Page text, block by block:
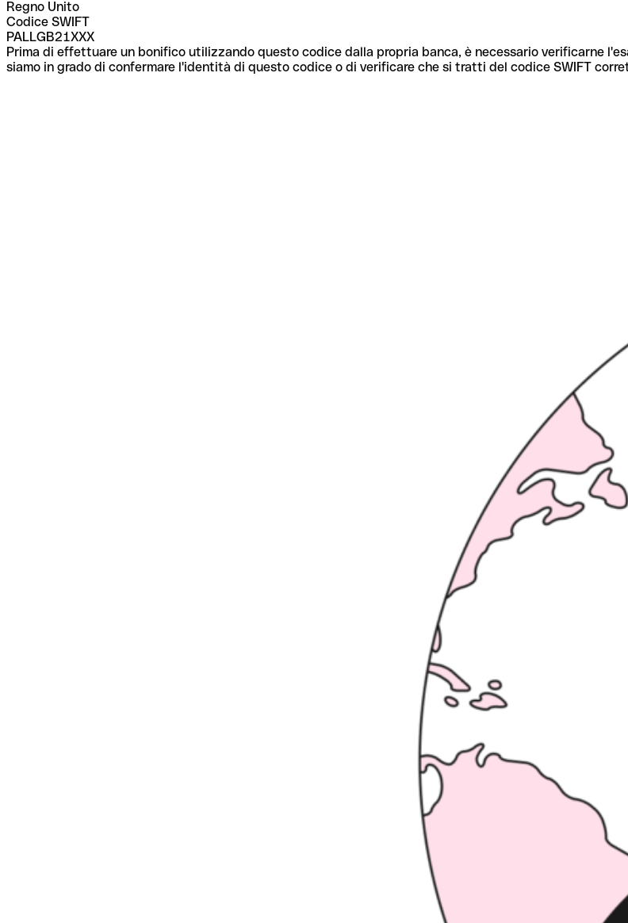
Regno Unito
Codice SWIFT
PALLGB21XXX
Prima di effettuare un bonifico utilizzando questo codice dalla propria banca, è necessario verificarne
siamo in grado di confermare l'identità di questo codice o di verificare che si tratti del codice SWIFT